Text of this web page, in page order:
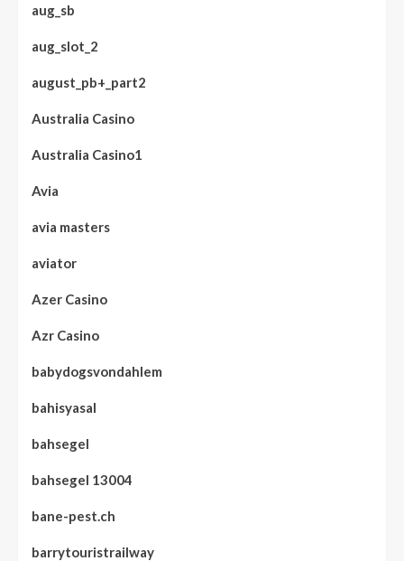
aug_sb
aug_slot_2
august_pb+_part2
Australia Casino
Australia Casino1
Avia
avia masters
aviator
Azer Casino
Azr Casino
babydogsvondahlem
bahisyasal
bahsegel
bahsegel 13004
bane-pest.ch
barrytouristrailway